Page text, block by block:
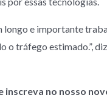
longo e importante
o tráfego estimado.”,
inscreva no nosso